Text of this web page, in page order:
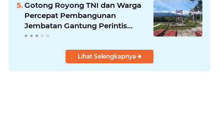
Gotong Royong TNI dan Warga
Percepat Pembangunan
Jembatan Gantung Perintis
Kuta Ujung Aceh Tenggara
Lihat Selengkapnya